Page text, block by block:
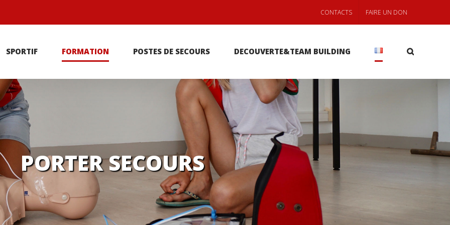
CONTACTS FAIRE UN DON
SPORTIF FORMATION POSTES DE SECOURS DECOUVERTE&TEAM BUILDING
PORTER SECOURS